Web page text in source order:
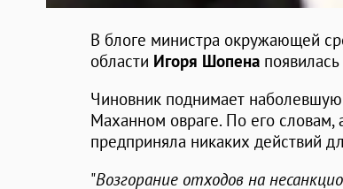
В блоге министра окружающей
области Игоря Шопена
Чиновник поднимает
Маханном овраге. По его словам,
предприняла никаких действий
"Возгорание отходов на